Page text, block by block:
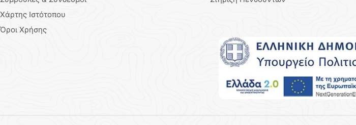
Χάρτης Ιστότοπου
Όροι Χρήσης